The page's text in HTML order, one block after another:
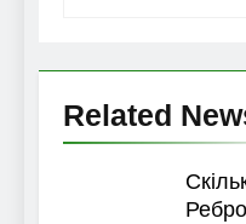
Related